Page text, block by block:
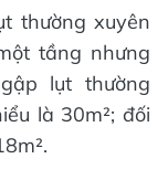
thường xuyên
tầng nhưng
lụt thường
là 30m²; đối